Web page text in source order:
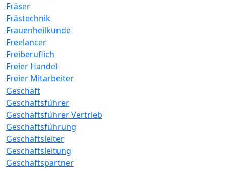
Fräser
Frästechnik
Frauenheilkunde
Freelancer
Freiberuflich
Freier Handel
Freier Mitarbeiter
Geschäft
Geschäftsführer
Geschäftsführer Vertrieb
Geschäftsführung
Geschäftsleiter
Geschäftsleitung
Geschäftspartner